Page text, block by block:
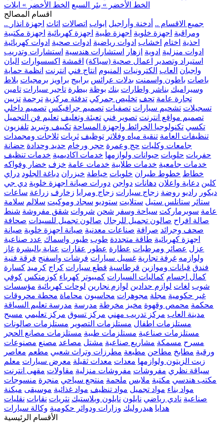
الخط الأخضر » بئر السبع الخط الأخضر » ايلات
اقسام المصالح
.. جميع الاقسام .. أدخنة وأراجيل ابواب اتصالات اثاث اجهزة انذار
ومراقبة اجهزة خلوية اجهزة طبية اجهزة كهربائية اجهزة مكتبية
احذية اختام اخشاب ادوات رياضية ادوات صحية ادوات كهربائية
ادوات منزلية ادوية ازهار استشارات هندسية استشارات وتدريب
استيراد وتصدير
اعمال صحية (سباكة) اقمشة اكسسوارات البان
واجبان العاب الكترونيات المنيوم انتاج فني انترنت انظمة حماية
باصات باطون واسمنت بدلات عرائس برابيج براويز برمجيات بلاط
وسيراميك بناشر واطارات بنك بوظة بيطرة تاجير سيارات تامين
تجارة عامة تحف تخليص جمركي تدفئة مركزية ترجمة تزيين
تسجيلات تشحيم سيارات تصفيات تصميم جرافيكس تصميم داخلي
تصميم مواقع انترنت تصوير فني تعبئة وتغليف تعليم فن التجميل
تكسي تكنولوجيا الخرائط واجهزة المساحة تكييف وتبريد تلفزيون
تنظيفات العامة تنقية مياه وفلاتر توظيف ثريات ثلاجات ومجمدات
جامعات وكليات حج وعمرة حجر ورخام حديد وحدادة حضانة
حفريات حلويات حيوانات ولوازمها خدمات اكاديمية خدمات تنظيف
خدمات جامعية خدمات طلابية خدمات عامة خزف خضار وفواكه
خطاط خطوط طيران خلويات خياطة خيزران دباغة الجلود دراي
كلين دعاية واعلان دهانات دواجن دورات صيانة اجهزة خلوية دي جي
ديكور راديو روضة زجاج سيارات زجاج ومرايا زخارف زراعة ساعات
ستائر ستانلس ستيل ستلايت ستوديو سجاد وموكيت سلالم سلامة
عامة سوبرماركت سياحة وسفر شحن شروات شقق مفروشة شنط
صالة افراح صالون تجميل للرجال صالون تجميل للسيدات صحافة
صحف وجرائد صرافة صناعات معدنية صيانة اجهزة خلوية صيانة
اجهزة كهربائية طاقة متجددة طوب طيور واسماك عدد صناعية
عزل عصائر ومرطبات عطارة عطور عقارات عناية بالبشرة غاز
ولوازمه غرفة تجارية غسيل سيارات فرشات واسفنج فرقة فنية
فندق قبانات وموازين قرطاسية قطع سيارات كراج كرميد كسارة
كمال اجسام كماليات السيارات كمبيوتر كهرباء كوزمتكس كوفي
شوب لغات لوازم حدادين لوازم نجارين لوحات كهربائية مؤسسات
غير حكومية مجلة مجوهرات محاسبون محاماة محطة محروقات
محكمة محمص وقهوة مخبز مخرطة مدرسة مدرسة تعليم السياقة
مدينة العاب مركز تدريب مهني مركز تسوق مركز تعليمي مسبح
مستلزمات اطفال مستلزمات التصوير مستلزمات صالونات
مستلزمات صناعية مستلزمات طبية مستلزمات مصانع الحجر
مسرح مسمكة مشاريع صناعية مشتل مصاعد مصنع مصنوعات
ورقية مطابخ مطاحن مطبعة مطرزات وتراث شعبي مطعم معاصر
زيت الزيتون ولوازمها معدات معدات ثقيلة معرض سيارات معلم
سياقة نظري مفروشات مفروشات منزلية مقاولات مقهى انترنت
مكتب هندسي مكتبة ملابس ملحمة منتجع سياحي منجرة منسوجات
مواد بناء مواد تجميل مواد تنظيف مواد غذائية موسيقى ميكنة
صناعية نادي رياضي نايلون نايلون وبلاستيك نثريات نقابات نقليات
هدايا هيدروليك وزارات ودوائر حكومية وكالة سيارات
الأقسام الرئيسية